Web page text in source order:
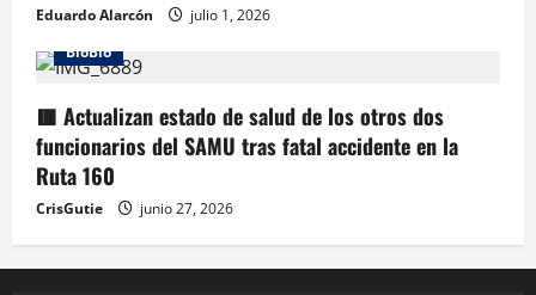
Eduardo Alarcón
julio 1, 2026
BioBio
🟥 Actualizan estado de salud de los otros dos
funcionarios del SAMU tras fatal accidente en la
Ruta 160
CrisGutie junio 27, 2026